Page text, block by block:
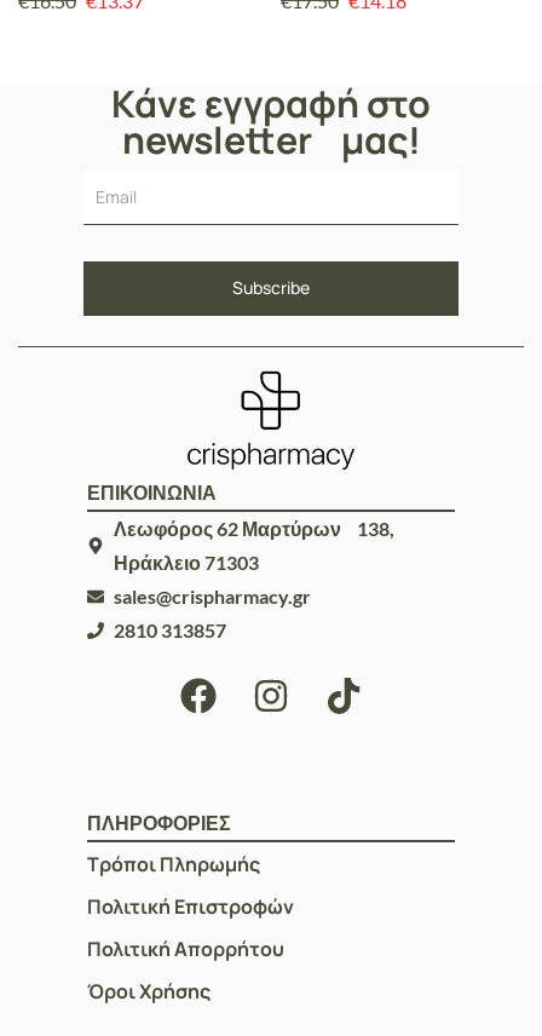
Κάνε εγγραφή στο
newsletter μας!
ΕΠΙΚΟΙΝΩΝΙΑ
Λεωφόρος 62 Μαρτύρων 138,
Ηράκλειο 71303
sales@crispharmacy.gr
2810 313857
ΠΛΗΡΟΦΟΡΙΕΣ
Τρόποι Πληρωμής
Πολιτική Επιστροφών
Πολιτική Απορρήτου
Όροι Χρήσης